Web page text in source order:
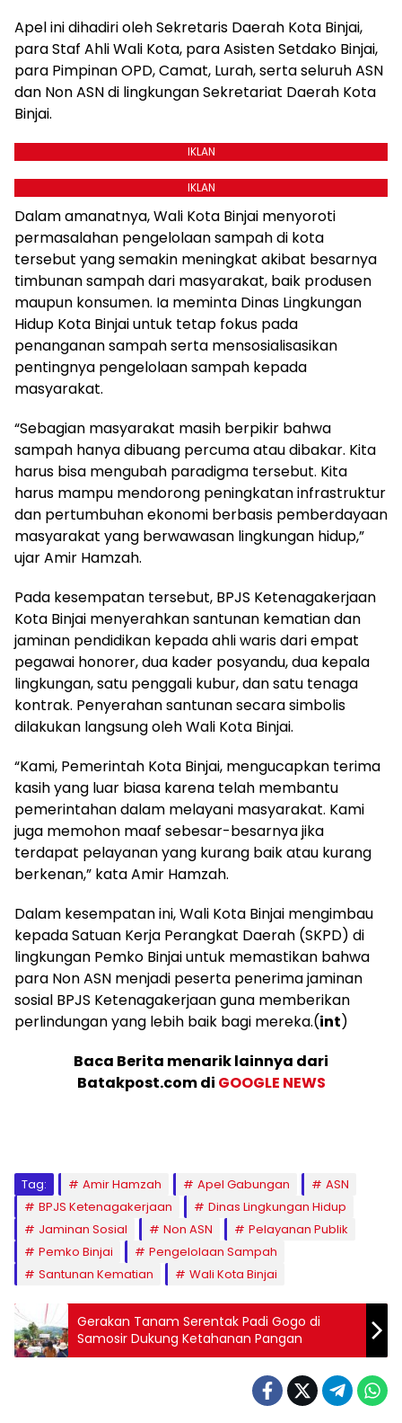
Apel ini dihadiri oleh Sekretaris Daerah Kota Binjai,
para Staf Ahli Wali Kota, para Asisten Setdako Binjai,
para Pimpinan OPD, Camat, Lurah, serta seluruh ASN
dan Non ASN di lingkungan Sekretariat Daerah Kota
Binjai.
IKLAN
IKLAN
Dalam amanatnya, Wali Kota Binjai menyoroti
permasalahan pengelolaan sampah di kota
tersebut yang semakin meningkat akibat besarnya
timbunan sampah dari masyarakat, baik produsen
maupun konsumen. Ia meminta Dinas Lingkungan
Hidup Kota Binjai untuk tetap fokus pada
penanganan sampah serta mensosialisasikan
pentingnya pengelolaan sampah kepada
masyarakat.
“Sebagian masyarakat masih berpikir bahwa
sampah hanya dibuang percuma atau dibakar. Kita
harus bisa mengubah paradigma tersebut. Kita
harus mampu mendorong peningkatan infrastruktur
dan pertumbuhan ekonomi berbasis pemberdayaan
masyarakat yang berwawasan lingkungan hidup,”
ujar Amir Hamzah.
Pada kesempatan tersebut, BPJS Ketenagakerjaan
Kota Binjai menyerahkan santunan kematian dan
jaminan pendidikan kepada ahli waris dari empat
pegawai honorer, dua kader posyandu, dua kepala
lingkungan, satu penggali kubur, dan satu tenaga
kontrak. Penyerahan santunan secara simbolis
dilakukan langsung oleh Wali Kota Binjai.
“Kami, Pemerintah Kota Binjai, mengucapkan terima
kasih yang luar biasa karena telah membantu
pemerintahan dalam melayani masyarakat. Kami
juga memohon maaf sebesar-besarnya jika
terdapat pelayanan yang kurang baik atau kurang
berkenan,” kata Amir Hamzah.
Dalam kesempatan ini, Wali Kota Binjai mengimbau
kepada Satuan Kerja Perangkat Daerah (SKPD) di
lingkungan Pemko Binjai untuk memastikan bahwa
para Non ASN menjadi peserta penerima jaminan
sosial BPJS Ketenagakerjaan guna memberikan
perlindungan yang lebih baik bagi mereka.(int)
Baca Berita menarik lainnya dari
Batakpost.com di GOOGLE NEWS
Tag: Amir Hamzah Apel Gabungan
ASN
BPJS Ketenagakerjaan
Dinas Lingkungan Hidup
Jaminan Sosial
Non ASN
Pelayanan Publik
Pemko Binjai
Pengelolaan Sampah
Santunan Kematian
Wali Kota Binjai
Gerakan Tanam Serentak Padi Gogo di
Samosir Dukung Ketahanan Pangan